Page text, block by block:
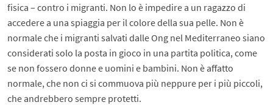
fisica – contro i migranti. Non lo è impedire a un ragazzo di
accedere a una spiaggia per il colore della sua pelle. Non è
normale che i migranti salvati dalle Ong nel Mediterraneo siano
considerati solo la posta in gioco in una partita politica, come
se non fossero donne e uomini e bambini. Non è affatto
normale, che non ci si commuova più neppure per i più piccoli,
che andrebbero sempre protetti.